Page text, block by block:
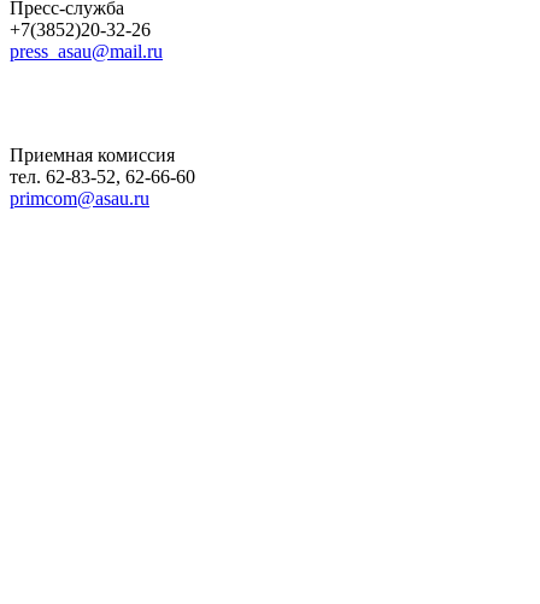
Пресс-служба
+7(3852)20-32-26
press_asau@mail.ru
Приемная комиссия
тел. 62-83-52, 62-66-60
primcom@asau.ru